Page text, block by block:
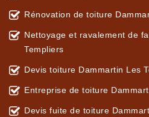
Rénovation de toiture
Nettoyage et ravalement de
Templiers
Devis toiture Dammartin Les
Entreprise de toiture
Devis fuite de toiture